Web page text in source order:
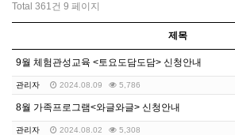
Total 361건 9 페이지
제목
9월 체험관성교육 <토요도담도담> 신청안내
관리자 2024.08.09 5,786
8월 가족프로그램<와글와글> 신청안내
관리자 2024.08.02 5,308